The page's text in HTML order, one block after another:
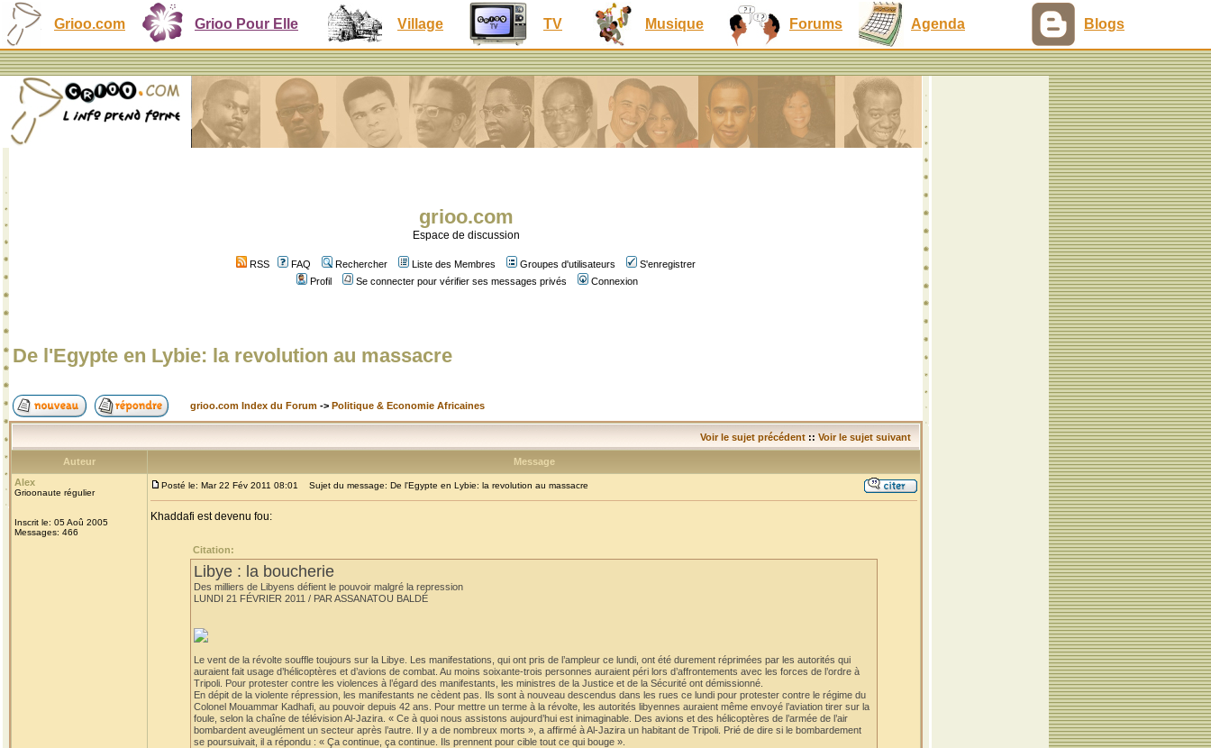
Grioo.com Grioo Pour Elle Village TV Musique Forums Agenda Blogs
grioo.com
Espace de discussion
RSS FAQ Rechercher Liste des Membres Groupes d'utilisateurs
S'enregistrer
Profil
Se connecter pour vérifier ses messages privés Connexion
De l'Egypte en Lybie: la revolution au massacre
grioo.com Index du Forum -> Politique & Economie Africaines
Voir le sujet précédent :: Voir le sujet suivant
Auteur
Message
Alex
Grioonaute régulier
Inscrit le: 05 Aoû 2005
Messages: 466
Posté le: Mar 22 Fév 2011 08:01 Sujet du message: De l'Egypte en Lybie: la revolution au massacre
Khaddafi est devenu fou:
Citation:
Libye : la boucherie
Des milliers de Libyens défient le pouvoir malgré la repression
LUNDI 21 FÉVRIER 2011 / PAR ASSANATOU BALDÉ
Le vent de la révolte souffle toujours sur la Libye. Les manifestations, qui ont pris de l’ampleur ce lundi, ont été durement réprimées par les autorités qui
auraient fait usage d’hélicoptères et d’avions de combat. Au moins soixante-trois personnes auraient péri lors d’affrontements avec les forces de l’ordre à
Tripoli. Pour protester contre les violences à l’égard des manifestants, les ministres de la Justice et de la Sécurité ont démissionné.
En dépit de la violente répression, les manifestants ne cèdent pas. Ils sont à nouveau descendus dans les rues ce lundi pour protester contre le régime du
Colonel Mouammar Kadhafi, au pouvoir depuis 42 ans. Pour mettre un terme à la révolte, les autorités libyennes auraient même envoyé l’aviation tirer sur la
foule, selon la chaîne de télévision Al-Jazira. « Ce à quoi nous assistons aujourd’hui est inimaginable. Des avions et des hélicoptères de l’armée de l’air
bombardent aveuglément un secteur après l’autre. Il y a de nombreux morts », a affirmé à Al-Jazira un habitant de Tripoli. Prié de dire si le bombardement
se poursuivait, il a répondu : « Ça continue, ça continue. Ils prennent pour cible tout ce qui bouge ».